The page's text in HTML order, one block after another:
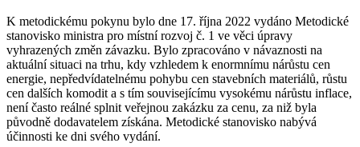
K metodickému pokynu bylo dne 17. října 2022 vydáno Metodické
stanovisko ministra pro místní rozvoj č. 1 ve věci úpravy
vyhrazených změn závazku. Bylo zpracováno v návaznosti na
aktuální situaci na trhu, kdy vzhledem k enormnímu nárůstu cen
energie, nepředvídatelnému pohybu cen stavebních materiálů, růstu
cen dalších komodit a s tím souvisejícímu vysokému nárůstu inflace,
není často reálné splnit veřejnou zakázku za cenu, za niž byla
původně dodavatelem získána. Metodické stanovisko nabývá
účinnosti ke dni svého vydání.